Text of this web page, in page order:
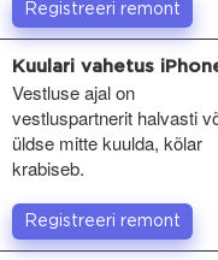
Registreeri remont
Kuulari vahetus
Vestluse ajal on
vestluspartnerit halvasti
üldse mitte kuulda, kõlar
krabiseb.
Registreeri remont